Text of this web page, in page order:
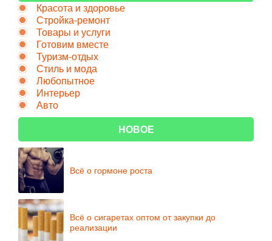
Красота и здоровье
Стройка-ремонт
Товары и услуги
Готовим вместе
Туризм-отдых
Стиль и мода
Любопытное
Интерьер
Авто
НОВОЕ
Всё о гормоне роста
Всё о сигаретах оптом от закупки до
реализации